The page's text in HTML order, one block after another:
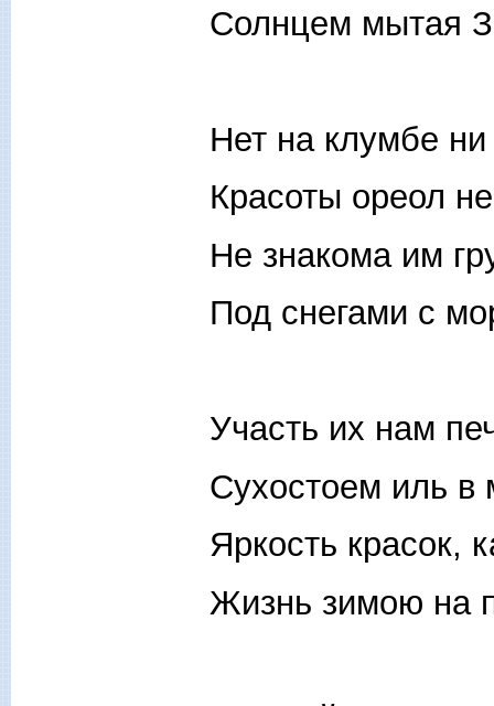
Солнцем мытая
Нет на клумбе
Красоты ореол
Не знакома им
Под снегами с
Участь их нам
Сухостоем иль в
Яркость красок,
Жизнь зимою на